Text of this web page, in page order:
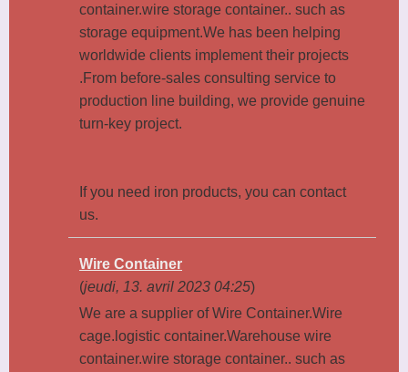
container.wire storage container.. such as
storage equipment.We has been helping
worldwide clients implement their projects
.From before-sales consulting service to
production line building, we provide genuine
turn-key project.
If you need iron products, you can contact
us.
Wire Container
(jeudi, 13. avril 2023 04:25)
We are a supplier of Wire Container.Wire
cage.logistic container.Warehouse wire
container.wire storage container.. such as